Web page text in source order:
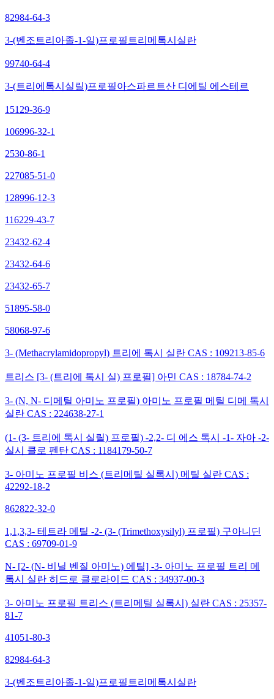
82984-64-3
3-(벤조트리아졸-1-일)프로필트리메톡시실란
99740-64-4
3-(트리에톡시실릴)프로필아스파르트산 디에틸 에스테르
15129-36-9
106996-32-1
2530-86-1
227085-51-0
128996-12-3
116229-43-7
23432-62-4
23432-64-6
23432-65-7
51895-58-0
58068-97-6
3- (Methacrylamidopropyl) 트리에 톡시 실란 CAS : 109213-85-6
트리스 [3- (트리에 톡시 실) 프로필] 아민 CAS : 18784-74-2
3- (N, N- 디메틸 아미노 프로필) 아미노 프로필 메틸 디메 톡시
실란 CAS : 224638-27-1
(1- (3- 트리에 톡시 실릴) 프로필) -2,2- 디 에스 톡시 -1- 자아 -2-
실시 클로 펜탄 CAS : 1184179-50-7
3- 아미노 프로필 비스 (트리메틸 실록시) 메틸 실란 CAS :
42292-18-2
862822-32-0
1,1,3,3- 테트라 메틸 -2- (3- (Trimethoxysilyl) 프로필) 구아니딘
CAS : 69709-01-9
N- [2- (N- 비닐 벤질 아미노) 에틸] -3- 아미노 프로필 트리 메
톡시 실란 히드로 클로라이드 CAS : 34937-00-3
3- 아미노 프로필 트리스 (트리메틸 실록시) 실란 CAS : 25357-
81-7
41051-80-3
82984-64-3
3-(벤조트리아졸-1-일)프로필트리메톡시실란